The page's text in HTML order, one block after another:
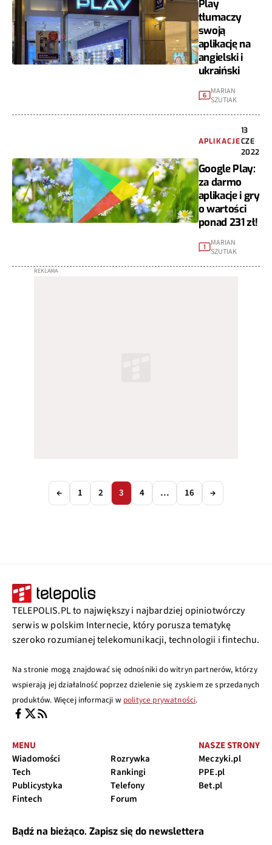
Play
tłumaczy
swoją
aplikację na
angielski i
ukraiński
6
MARIAN
SZUTIAK
APLIKACJE
13
CZE
2022
Google Play:
za darmo
aplikacje i gry
o wartości
ponad 231 zł!
1
MARIAN
SZUTIAK
← 1 2 3 4 … 16 →
TELEPOLIS.PL to największy i najbardziej opiniotwórczy
serwis w polskim Internecie, który porusza tematykę
szeroko rozumianej telekomunikacji, technologii i fintechu.
Na stronie mogą znajdować się odnośniki do witryn partnerów, którzy
wspierają jej działalność poprzez dzielenie się zyskiem ze sprzedanych
produktów. Więcej informacji w polityce prywatności.
MENU
Wiadomości
Tech
Publicystyka
Fintech
Rozrywka
Rankingi
Telefony
Forum
NASZE STRONY
Meczyki.pl
PPE.pl
Bet.pl
Bądź na bieżąco. Zapisz się do newslettera